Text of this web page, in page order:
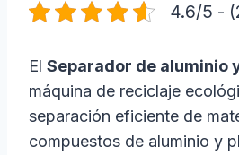
4.6/5 -
El Separador de aluminio
máquina de reciclaje
separación eficiente de
compuestos de aluminio y